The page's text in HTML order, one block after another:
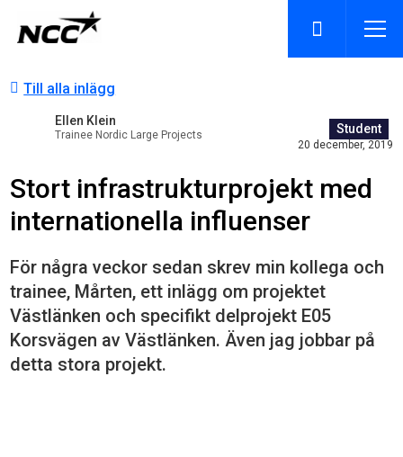
Till alla inlägg
Ellen Klein
Trainee Nordic Large Projects Student
20 december, 2019
Stort infrastrukturprojekt med
internationella influenser
För några veckor sedan skrev min kollega och
trainee, Mårten, ett inlägg om projektet
Västlänken och specifikt delprojekt E05
Korsvägen av Västlänken. Även jag jobbar på
detta stora projekt.